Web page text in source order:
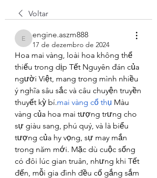
Voltar
engine.aszm888
engine.aszm888
17 de dezembro de 2024
Hoa mai vàng, loài hoa không thể
thiếu trong dịp Tết Nguyên đán của
người Việt, mang trong mình nhiều
ý nghĩa sâu sắc và câu chuyện truyền
thuyết kỳ bí.mai vàng cổ thụ Màu
vàng của hoa mai tượng trưng cho
sự giàu sang, phú quý, và là biểu
tượng của hy vọng, sự may mắn
trong năm mới. Mặc dù cuộc sống
có đôi lúc gian truân, nhưng khi Tết
đến, mỗi gia đình đều cố gắng sắm